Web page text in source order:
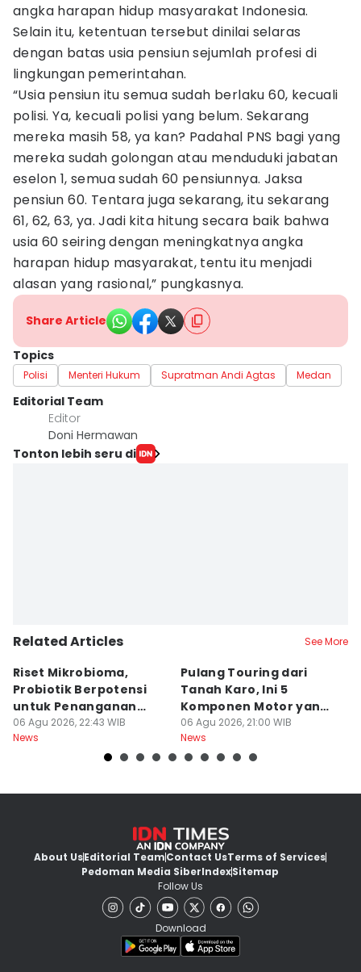
angka harapan hidup masyarakat Indonesia.
Selain itu, ketentuan tersebut dinilai selaras
dengan batas usia pensiun sejumlah profesi di
lingkungan pemerintahan.
“Usia pensiun itu semua sudah berlaku 60, kecuali
polisi. Ya, kecuali polisi yang belum. Sekarang
mereka masih 58, ya kan? Padahal PNS bagi yang
mereka sudah golongan atau menduduki jabatan
eselon 1, semua sudah 60 pensiunnya. Jaksa
pensiun 60. Tentara juga sekarang, itu sekarang
61, 62, 63, ya. Jadi kita hitung secara baik bahwa
usia 60 seiring dengan meningkatnya angka
harapan hidup masyarakat, tentu itu menjadi
alasan yang rasional,” pungkasnya.
Share Article
Topics
Polisi Menteri Hukum Supratman Andi Agtas Medan
Editorial Team
Editor
Doni Hermawan
Tonton lebih seru di
Related Articles See More
Riset Mikrobioma,
Probiotik Berpotensi
untuk Penanganan
Jerawat
06 Agu 2026, 22:43 WIB
News
Pulang Touring dari
Tanah Karo, Ini 5
Komponen Motor yang
Wajib Dicek
06 Agu 2026, 21:00 WIB
News
About UsEditorial TeamContact UsTerms of Services
Pedoman Media SiberIndexSitemap
Follow Us
Download